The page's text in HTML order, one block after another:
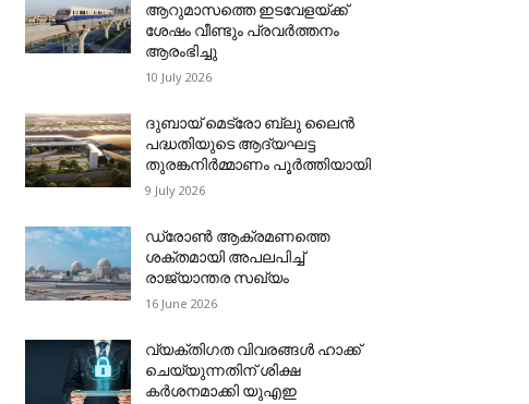
ആറുമാസത്തെ ഇടവേളയ്ക്ക്
ശേഷം വീണ്ടും പ്രവര്‍ത്തനം
ആരംഭിച്ചു
10 July 2026
ദുബായ് മെട്രോ ബ്ലു ലൈന്‍
പദ്ധതിയുടെ ആദ്യഘട്ട
തുരങ്കനിര്‍മ്മാണം പൂര്‍ത്തിയായി
9 July 2026
ഡ്രോണ്‍ ആക്രമണത്തെ
ശക്തമായി അപലപിച്ച്
രാജ്യാന്തര സഖ്യം
16 June 2026
വ്യക്തിഗത വിവരങ്ങള്‍ ഹാക്ക്
ചെയ്യുന്നതിന് ശിക്ഷ
കര്‍ശനമാക്കി യുഎഇ